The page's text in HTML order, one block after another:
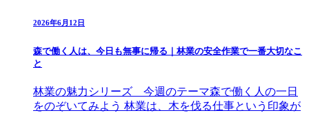
2026年6月12日
森で働く人は、今日も無事に帰る｜林業の安全作業で一番大切なこ
と
林業の魅力シリーズ 今週のテーマ森で働く人の一日
をのぞいてみよう 林業は、木を伐る仕事という印象が